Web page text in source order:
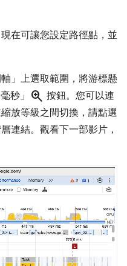
現在可讓您設定路徑點，並
」 上選取範圍，將游標懸
秒」 zoom_in 按鈕。您可以連
放等級之間切換，請點選
連結。觀看下一部影片，